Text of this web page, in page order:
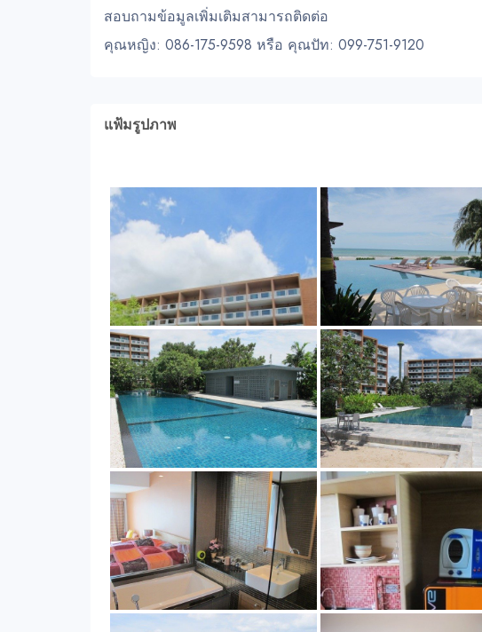
สอบถามข้อมูลเพิ่มเติมสามารถติดต่อ
คุณหญิง: 086-175-9598 หรือ คุณปัท: 099-751-9120
แฟ้มรูปภาพ